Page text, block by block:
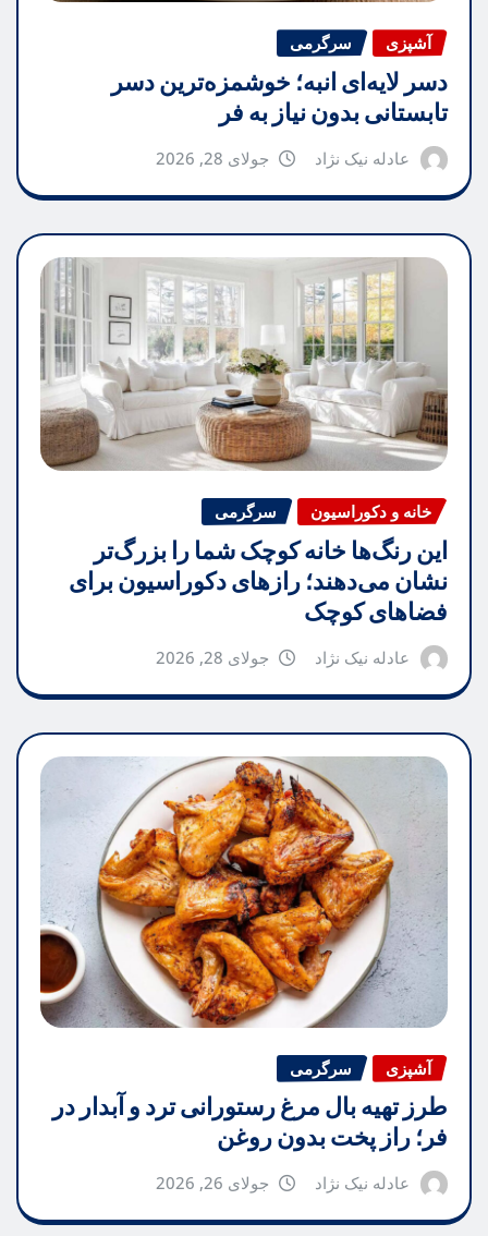
آشپزی سرگرمی
دسر لایه‌ای انبه؛ خوشمزه‌ترین دسر
تابستانی بدون نیاز به فر
عادله نیک نژاد جولای 28, 2026
خانه و دکوراسیون سرگرمی
این رنگ‌ها خانه کوچک شما را بزرگ‌تر
نشان می‌دهند؛ رازهای دکوراسیون برای
فضاهای کوچک
عادله نیک نژاد جولای 28, 2026
آشپزی سرگرمی
طرز تهیه بال مرغ رستورانی ترد و آبدار در
فر؛ راز پخت بدون روغن
عادله نیک نژاد جولای 26, 2026